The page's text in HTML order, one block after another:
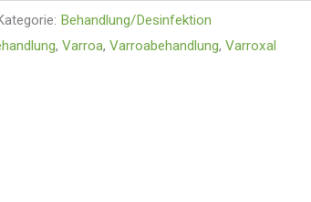
Behandlung/Desinfektion
, Varroa, Varroabehandlung, Varroxal